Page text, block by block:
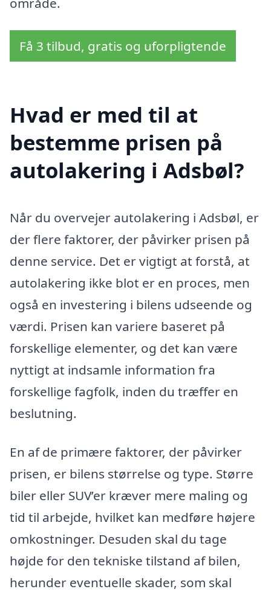
Få 3 tilbud, gratis og uforpligtende
Hvad er med til at
bestemme prisen på
autolakering i Adsbøl?
Når du overvejer autolakering i Adsbøl, er
der flere faktorer, der påvirker prisen på
denne service. Det er vigtigt at forstå, at
autolakering ikke blot er en proces, men
også en investering i bilens udseende og
værdi. Prisen kan variere baseret på
forskellige elementer, og det kan være
nyttigt at indsamle information fra
forskellige fagfolk, inden du træffer en
beslutning.
En af de primære faktorer, der påvirker
prisen, er bilens størrelse og type. Større
biler eller SUV’er kræver mere maling og
tid til arbejde, hvilket kan medføre højere
omkostninger. Desuden skal du tage
højde for den tekniske tilstand af bilen,
herunder eventuelle skader, som skal